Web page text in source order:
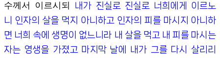
수께서 이르시되 내가 진실로 진실로 너희에게 이르노
니 인자의 살을 먹지 아니하고 인자의 피를 마시지 아니하
면 너희 속에 생명이 없느니라 내 살을 먹고 내 피를 마시는
자는 영생을 가졌고 마지막 날에 내가 그를 다시 살리리